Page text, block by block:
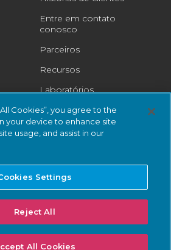
Entre em contato
conosco
Parceiros
Recursos
Laboratórios
Legal
Centro de Confiança
. Todos os direitos reservados.Política de
Cookies”, you agree to the
your device to enhance site
usage, and assist in our
Settings
Reject All
All Cookies